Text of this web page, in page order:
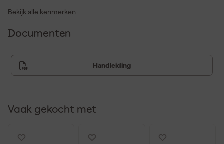
Bekijk alle kenmerken
Documenten
Handleiding
Vaak gekocht met